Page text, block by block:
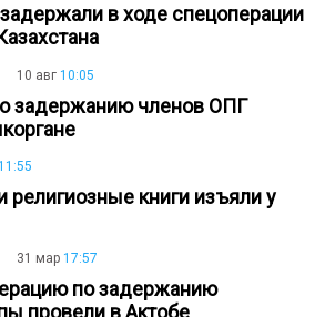
в ходе спецоперации
10 авг 10:05
задержанию членов ОПГ
11:55
религиозные книги изъяли у
31 мар 17:57
по задержанию
провели в Актобе